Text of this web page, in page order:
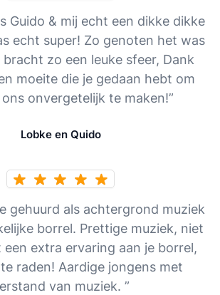
Guido & mij echt een dikke dikke
echt super! Zo genoten het was
zo een leuke sfeer, Dank
moeite die je gedaan hebt om
onvergetelijk te maken!”
Lobke en Quido
gehuurd als achtergrond muziek
borrel. Prettige muziek, niet
een extra ervaring aan je borrel,
raden! Aardige jongens met
van muziek. ”